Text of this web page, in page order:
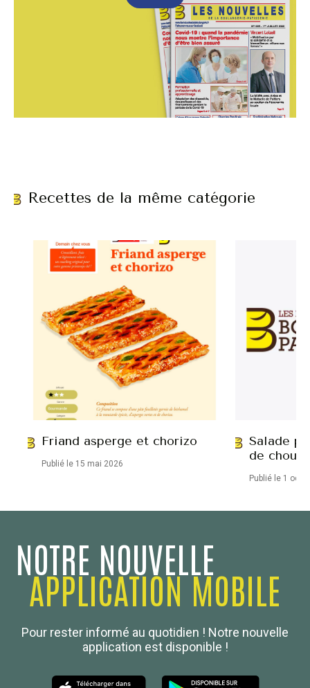
Recettes de la même catégorie
Friand asperge et chorizo
Publié le 15 mai 2026
Salade
de chou-
Publié le 1
NOTRE NOUVELLE
APPLICATION MOBILE
Pour rester informé au quotidien ! Notre nouvelle
application est disponible !
Boulanger de France
Les Nouvelles de la Boulangerie-Pâtisserie Française